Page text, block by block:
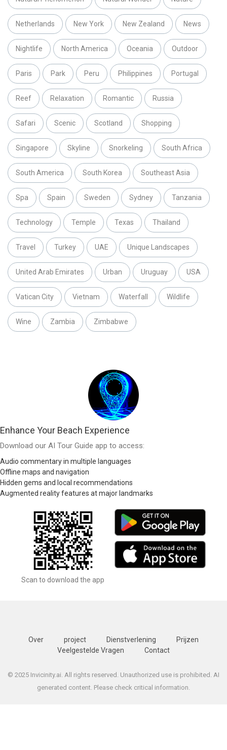
Netherlands New York New Zealand News
Nightlife North America Oceania Outdoor
Paris Park Peru Philippines Portugal
Reef Relaxation Romantic Russia
Safari Scenic Scotland Shopping
Singapore Skyline Snorkeling South Africa
South America South Korea Southeast Asia
Spa Spain Sweden Sydney Tanzania
Technology Temple Texas Thailand
Travel Turkey UAE Unique Landscapes
United Arab Emirates Urban Uruguay USA
Vatican City Vietnam Waterfall Wildlife
Wine Zambia Zimbabwe
Enhance Your Beach Experience
Download our AI Tour Guide app to access:
Audio commentary in multiple languages
Offline maps and navigation
Hidden gems and local recommendations
Augmented reality features at major landmarks
Scan to download the app
Over project Dienstverlening
Prijzen
Veelgestelde Vragen
Contact
© 2025 Invicinity.ai. All rights reserved. Unauthorized use is prohibited. AI
generated content. Please check critical information.